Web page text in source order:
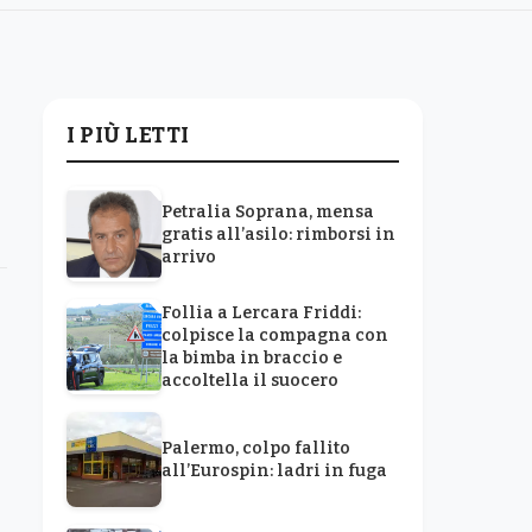
I PIÙ LETTI
Petralia Soprana, mensa
gratis all’asilo: rimborsi in
arrivo
Follia a Lercara Friddi:
colpisce la compagna con
la bimba in braccio e
accoltella il suocero
Palermo, colpo fallito
all’Eurospin: ladri in fuga